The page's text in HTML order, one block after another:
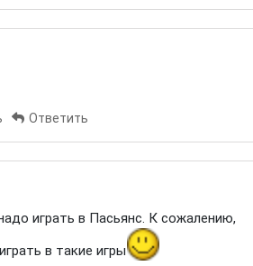
Ответить
играть в Пасьянс. К сожалению,
в такие игры